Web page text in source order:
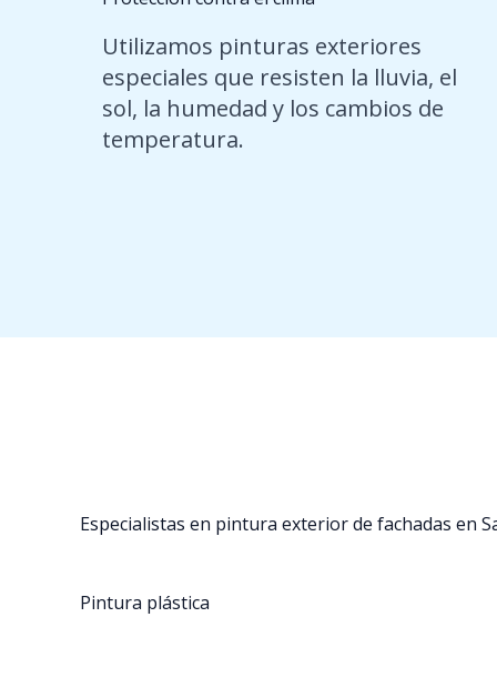
Utilizamos pinturas exteriores
especiales que resisten la lluvia, el
sol, la humedad y los cambios de
temperatura.
Especialistas en pintura exterior de fachadas en
Pintura plástica